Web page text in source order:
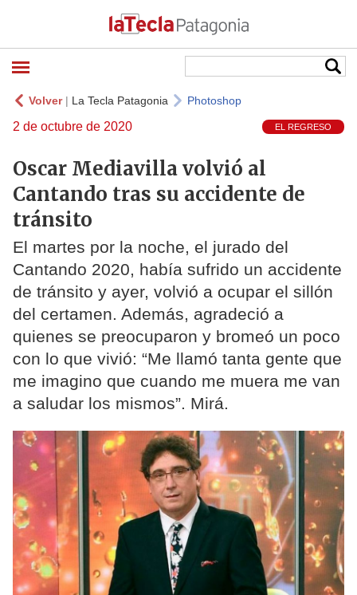
Volver| La Tecla Patagonia Photoshop
2 de octubre de 2020 EL REGRESO
Oscar Mediavilla volvió al
Cantando tras su accidente de
tránsito
El martes por la noche, el jurado del
Cantando 2020, había sufrido un accidente
de tránsito y ayer, volvió a ocupar el sillón
del certamen. Además, agradeció a
quienes se preocuparon y bromeó un poco
con lo que vivió: “Me llamó tanta gente que
me imagino que cuando me muera me van
a saludar los mismos”. Mirá.